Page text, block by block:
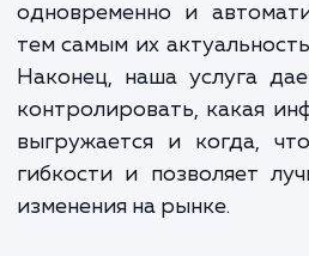
Прежде всего, она
ускорить процесс
минимизируя
вероятность
решение позволяет
товарах во всех